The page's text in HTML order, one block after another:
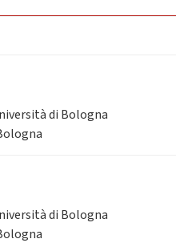
di Bologna
di Bologna